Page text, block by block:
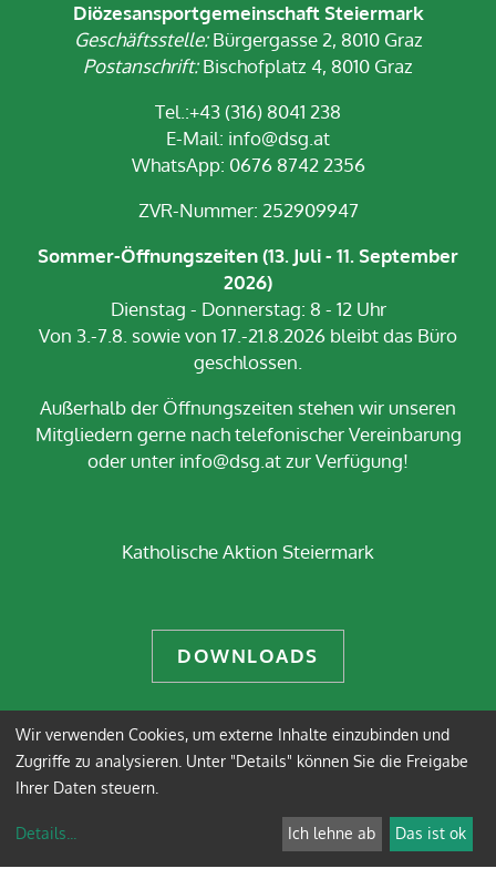
Diözesansportgemeinschaft Steiermark
Geschäftsstelle:Bürgergasse 2, 8010 Graz
Postanschrift:Bischofplatz 4, 8010 Graz
Tel.:+43 (316) 8041 238
E-Mail: info@dsg.at
WhatsApp: 0676 8742 2356
ZVR-Nummer: 252909947
Sommer-Öffnungszeiten (13. Juli - 11. September
2026)
Dienstag - Donnerstag: 8 - 12 Uhr
Von 3.-7.8. sowie von 17.-21.8.2026 bleibt das Büro
geschlossen.
Außerhalb der Öffnungszeiten stehen wir unseren
Mitgliedern gerne nach telefonischer Vereinbarung
oder unter info@dsg.at zur Verfügung!
Katholische Aktion Steiermark
DOWNLOADS
Impressum Datenschutz
Wir verwenden Cookies, um externe Inhalte einzubinden und
Zugriffe zu analysieren. Unter "Details" können Sie die Freigabe
Ihrer Daten steuern.
Details... Ich lehne ab Das ist ok